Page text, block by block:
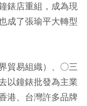
錶店重組，成為現
成了張瑜平大轉型
貿易組織）、○三
以鐘錶批發為主業
港、台灣許多品牌